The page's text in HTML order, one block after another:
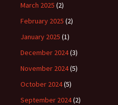
March 2025 (2)
February 2025 (2)
January 2025 (1)
December 2024(3)
November 2024(5)
October 2024(5)
September 2024(2)